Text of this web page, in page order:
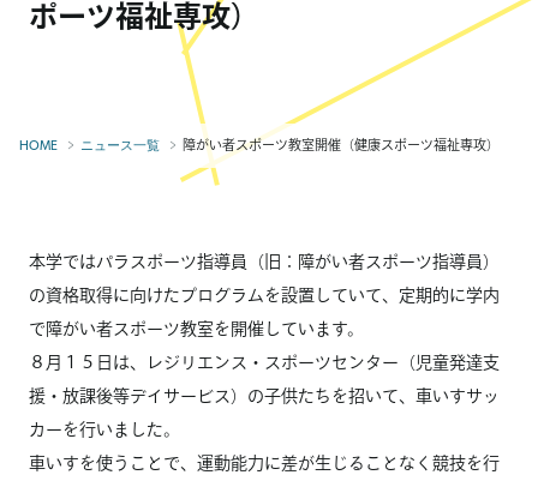
ポーツ福祉専攻）
HOME ニュース一覧 障がい者スポーツ教室開催（健康スポーツ福祉専攻）
本学ではパラスポーツ指導員（旧：障がい者スポーツ指導員）
の資格取得に向けたプログラムを設置していて、定期的に学内
で障がい者スポーツ教室を開催しています。
８月１５日は、レジリエンス・スポーツセンター（児童発達支
援・放課後等デイサービス）の子供たちを招いて、車いすサッ
カーを行いました。
車いすを使うことで、運動能力に差が生じることなく競技を行